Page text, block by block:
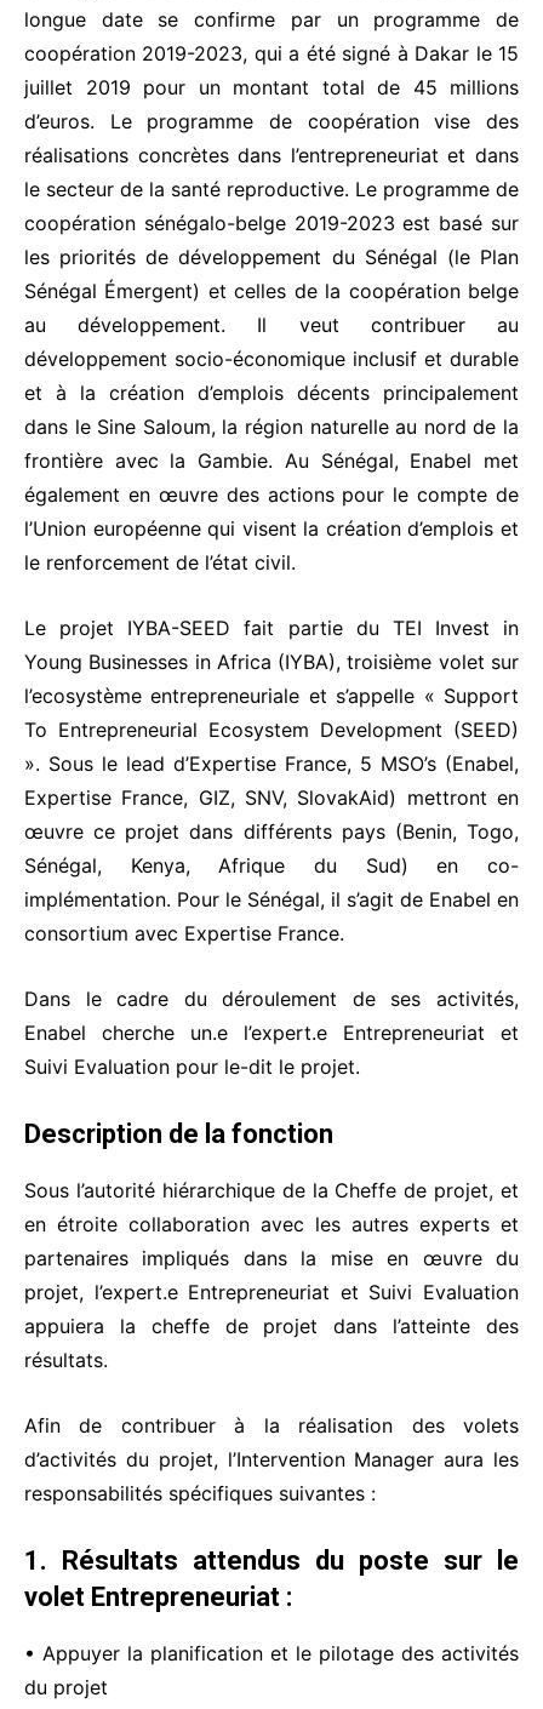
longue date se confirme par un programme de
coopération 2019-2023, qui a été signé à Dakar le 15
juillet 2019 pour un montant total de 45 millions
d’euros. Le programme de coopération vise des
réalisations concrètes dans l’entrepreneuriat et dans
le secteur de la santé reproductive. Le programme de
coopération sénégalo-belge 2019-2023 est basé sur
les priorités de développement du Sénégal (le Plan
Sénégal Émergent) et celles de la coopération belge
au développement. Il veut contribuer au
développement socio-économique inclusif et durable
et à la création d’emplois décents principalement
dans le Sine Saloum, la région naturelle au nord de la
frontière avec la Gambie. Au Sénégal, Enabel met
également en œuvre des actions pour le compte de
l’Union européenne qui visent la création d’emplois et
le renforcement de l’état civil.
Le projet IYBA-SEED fait partie du TEI Invest in
Young Businesses in Africa (IYBA), troisième volet sur
l’ecosystème entrepreneuriale et s’appelle « Support
To Entrepreneurial Ecosystem Development (SEED)
». Sous le lead d’Expertise France, 5 MSO’s (Enabel,
Expertise France, GIZ, SNV, SlovakAid) mettront en
œuvre ce projet dans différents pays (Benin, Togo,
Sénégal, Kenya, Afrique du Sud) en co-
implémentation. Pour le Sénégal, il s’agit de Enabel en
consortium avec Expertise France.
Dans le cadre du déroulement de ses activités,
Enabel cherche un.e l’expert.e Entrepreneuriat et
Suivi Evaluation pour le-dit le projet.
Description de la fonction
Sous l’autorité hiérarchique de la Cheffe de projet, et
en étroite collaboration avec les autres experts et
partenaires impliqués dans la mise en œuvre du
projet, l’expert.e Entrepreneuriat et Suivi Evaluation
appuiera la cheffe de projet dans l’atteinte des
résultats.
Afin de contribuer à la réalisation des volets
d’activités du projet, l’Intervention Manager aura les
responsabilités spécifiques suivantes :
1. Résultats attendus du poste sur le
volet Entrepreneuriat :
• Appuyer la planification et le pilotage des activités
du projet